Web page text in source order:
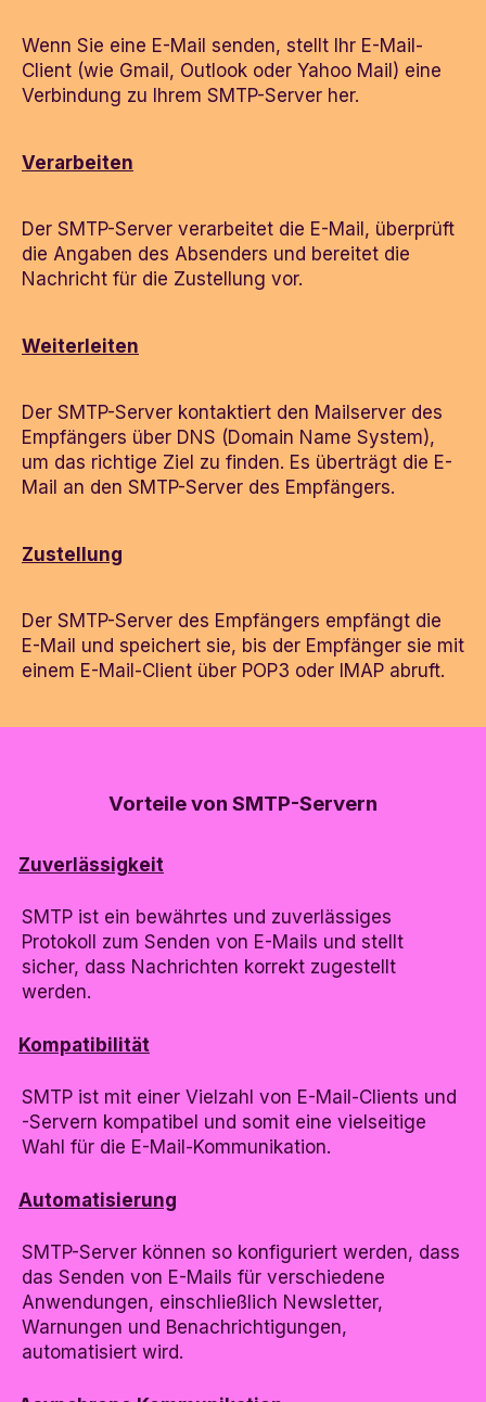
Wenn Sie eine E-Mail senden, stellt Ihr E-Mail-
Client (wie Gmail, Outlook oder Yahoo Mail) eine
Verbindung zu Ihrem SMTP-Server her.
Verarbeiten
Der SMTP-Server verarbeitet die E-Mail, überprüft
die Angaben des Absenders und bereitet die
Nachricht für die Zustellung vor.
Weiterleiten
Der SMTP-Server kontaktiert den Mailserver des
Empfängers über DNS (Domain Name System),
um das richtige Ziel zu finden. Es überträgt die E-
Mail an den SMTP-Server des Empfängers.
Zustellung
Der SMTP-Server des Empfängers empfängt die
E-Mail und speichert sie, bis der Empfänger sie mit
einem E-Mail-Client über POP3 oder IMAP abruft.
Vorteile von SMTP-Servern
Zuverlässigkeit
SMTP ist ein bewährtes und zuverlässiges
Protokoll zum Senden von E-Mails und stellt
sicher, dass Nachrichten korrekt zugestellt
werden.
Kompatibilität
SMTP ist mit einer Vielzahl von E-Mail-Clients und
-Servern kompatibel und somit eine vielseitige
Wahl für die E-Mail-Kommunikation.
Automatisierung
SMTP-Server können so konfiguriert werden, dass
das Senden von E-Mails für verschiedene
Anwendungen, einschließlich Newsletter,
Warnungen und Benachrichtigungen,
automatisiert wird.